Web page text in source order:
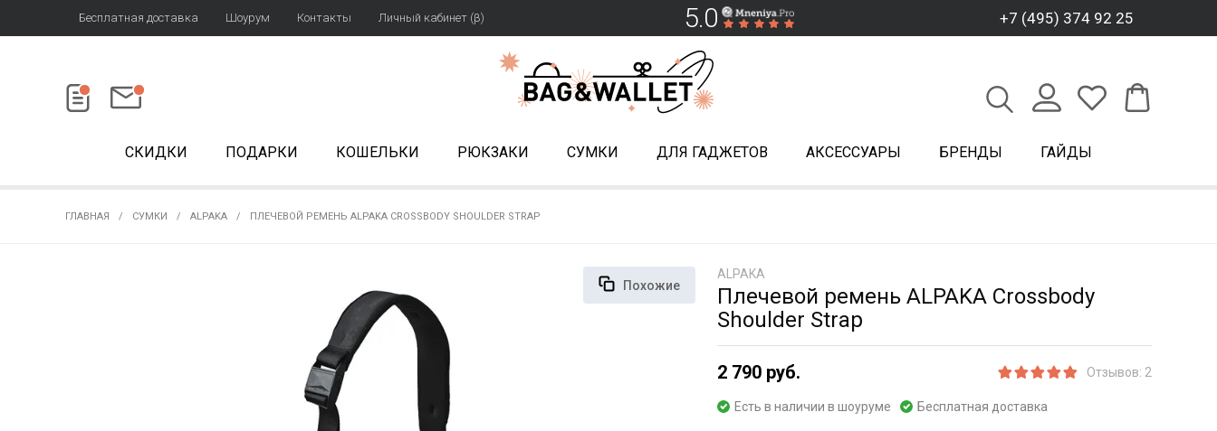
Бесплатная доставка Шоурум Контакты Личный кабинет (β) 5.0 +7 (495) 374 92 25
СКИДКИ ПОДАРКИ КОШЕЛЬКИ РЮКЗАКИ СУМКИ ДЛЯ ГАДЖЕТОВ АКСЕССУАРЫ БРЕНДЫ ГАЙДЫ
ГЛАВНАЯ СУМКИ ALPAKA ПЛЕЧЕВОЙ РЕМЕНЬ ALPAKA CROSSBODY SHOULDER STRAP
Похожие
ALPAKA
Плечевой ремень ALPAKA Crossbody
Shoulder Strap
2 790 руб. Отзывов: 2
Есть в наличии в шоуруме Бесплатная доставка